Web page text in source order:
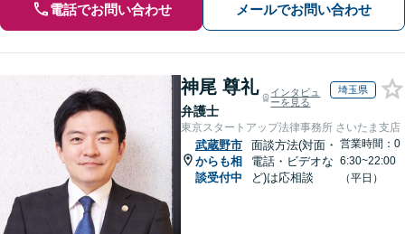
電話でお問い合わせ メールでお問い合わせ
神尾 尊礼
弁護士
インタビュ
ーを見る
埼玉県
東京スタートアップ法律事務所 さいたま支店
武蔵野市
からも相
談受付中
面談方法(対面・
電話・ビデオな
ど)は応相談
営業時間：0
6:30~22:00
（平日）